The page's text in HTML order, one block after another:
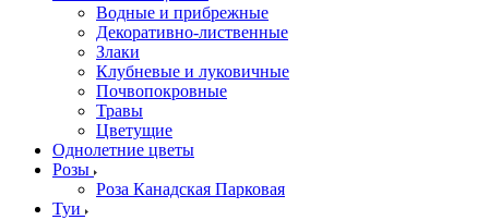
Водные и прибрежные
Декоративно-лиственные
Злаки
Клубневые и луковичные
Почвопокровные
Травы
Цветущие
Однолетние цветы
Розы
Роза Канадская Парковая
Туи